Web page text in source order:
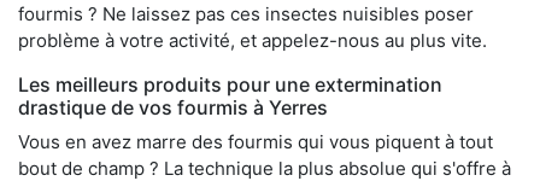
fourmis ? Ne laissez pas ces insectes nuisibles poser
problème à votre activité, et appelez-nous au plus vite.
Les meilleurs produits pour une extermination
drastique de vos fourmis à Yerres
Vous en avez marre des fourmis qui vous piquent à tout
bout de champ ? La technique la plus absolue qui s'offre à